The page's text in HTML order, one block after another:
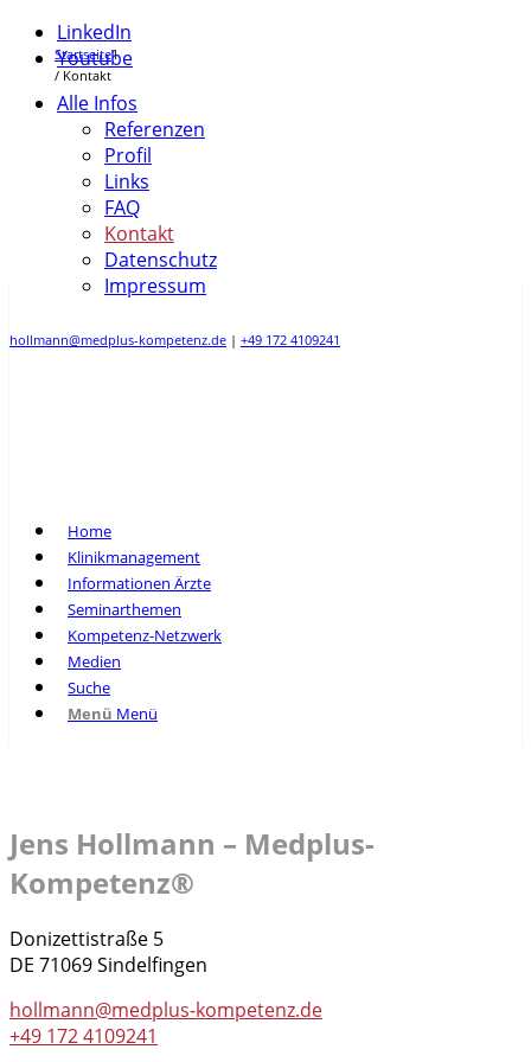
LinkedIn
Youtube
Alle Infos
Referenzen
Profil
Links
FAQ
Kontakt
Datenschutz
Impressum
hollmann@medplus-kompetenz.de | +49 172 4109241
Home
Klinikmanagement
Informationen Ärzte
Seminarthemen
Kompetenz-Netzwerk
Medien
Suche
Menü Menü
Startseite1
/ Kontakt
Jens Hollmann – Medplus-
Kompetenz®
Donizettistraße 5
DE 71069 Sindelfingen
hollmann@medplus-kompetenz.de
+49 172 4109241